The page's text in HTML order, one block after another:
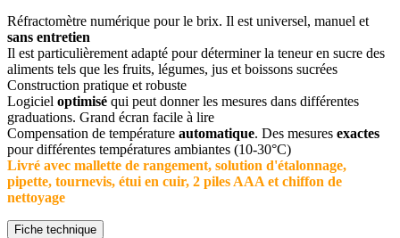
Réfractomètre numérique pour le brix. Il est universel, manuel et
sans entretien
Il est particulièrement adapté pour déterminer la teneur en sucre des
aliments tels que les fruits, légumes, jus et boissons sucrées
Construction pratique et robuste
Logiciel optimisé qui peut donner les mesures dans différentes
graduations. Grand écran facile à lire
Compensation de température automatique. Des mesures exactes
pour différentes températures ambiantes (10-30°C)
Livré avec mallette de rangement, solution d'étalonnage,
pipette, tournevis, étui en cuir, 2 piles AAA et chiffon de
nettoyage
Fiche technique